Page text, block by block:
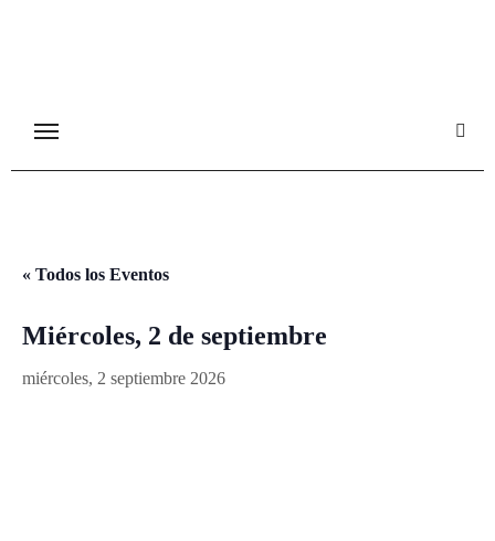
« Todos los Eventos
Miércoles, 2 de septiembre
miércoles, 2 septiembre 2026